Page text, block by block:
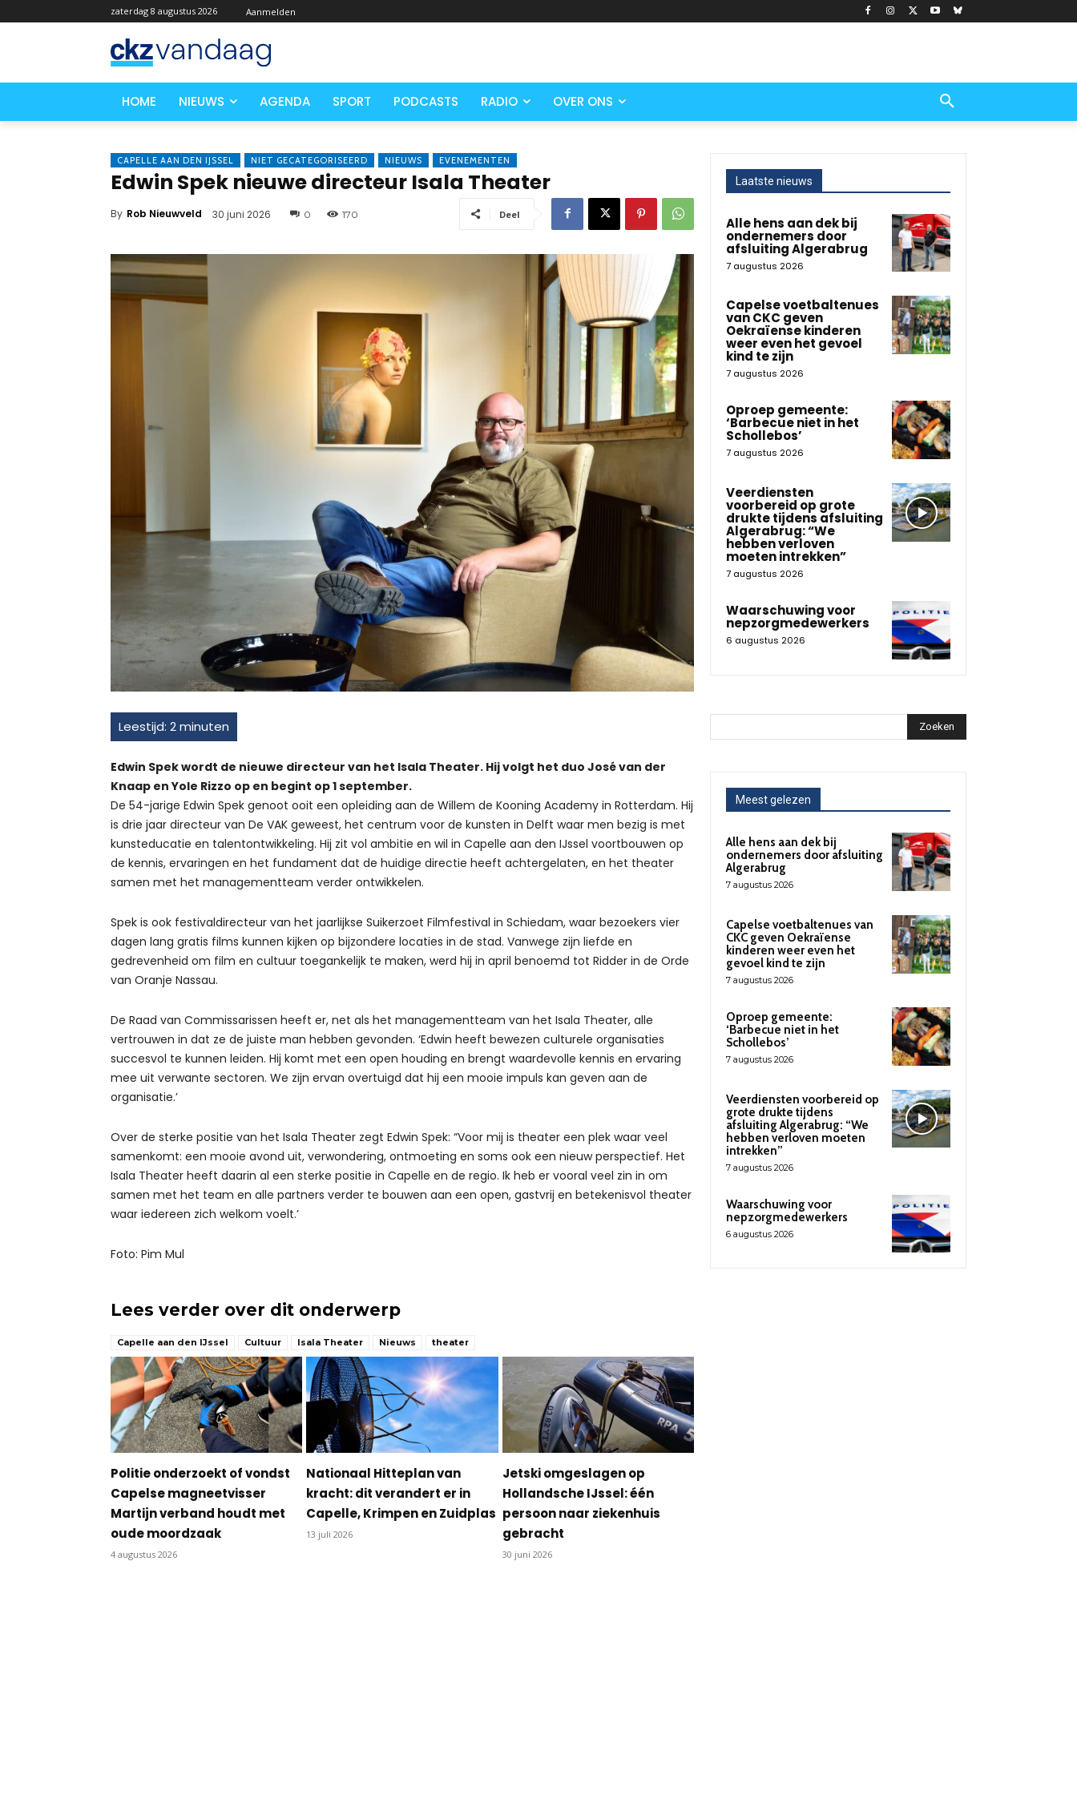
zaterdag 8 augustus 2026 Aanmelden
HOME NIEUWS AGENDA SPORT PODCASTS RADIO OVER ONS
CAPELLE AAN DEN IJSSEL NIET GECATEGORISEERD NIEUWS EVENEMENTEN
Edwin Spek nieuwe directeur Isala Theater
By Rob Nieuwveld 30 juni 2026 0 170 Deel
Edwin Spek wordt de nieuwe directeur van het Isala Theater. Hij volgt het duo José van der
Knaap en Yole Rizzo op en begint op 1 september.
De 54-jarige Edwin Spek genoot ooit een opleiding aan de Willem de Kooning Academy in Rotterdam. Hij
is drie jaar directeur van De VAK geweest, het centrum voor de kunsten in Delft waar men bezig is met
kunsteducatie en talentontwikkeling. Hij zit vol ambitie en wil in Capelle aan den IJssel voortbouwen op
de kennis, ervaringen en het fundament dat de huidige directie heeft achtergelaten, en het theater
samen met het managementteam verder ontwikkelen.
Spek is ook festivaldirecteur van het jaarlijkse Suikerzoet Filmfestival in Schiedam, waar bezoekers vier
dagen lang gratis films kunnen kijken op bijzondere locaties in de stad. Vanwege zijn liefde en
gedrevenheid om film en cultuur toegankelijk te maken, werd hij in april benoemd tot Ridder in de Orde
van Oranje Nassau.
De Raad van Commissarissen heeft er, net als het managementteam van het Isala Theater, alle
vertrouwen in dat ze de juiste man hebben gevonden. ‘Edwin heeft bewezen culturele organisaties
succesvol te kunnen leiden. Hij komt met een open houding en brengt waardevolle kennis en ervaring
mee uit verwante sectoren. We zijn ervan overtuigd dat hij een mooie impuls kan geven aan de
organisatie.’
Over de sterke positie van het Isala Theater zegt Edwin Spek: “Voor mij is theater een plek waar veel
samenkomt: een mooie avond uit, verwondering, ontmoeting en soms ook een nieuw perspectief. Het
Isala Theater heeft daarin al een sterke positie in Capelle en de regio. Ik heb er vooral veel zin in om
samen met het team en alle partners verder te bouwen aan een open, gastvrij en betekenisvol theater
waar iedereen zich welkom voelt.’
Foto: Pim Mul
Lees verder over dit onderwerp
Capelle aan den IJssel Cultuur Isala Theater Nieuws theater
Politie onderzoekt of vondst
Capelse magneetvisser
Martijn verband houdt met
oude moordzaak
4 augustus 2026
Nationaal Hitteplan van
kracht: dit verandert er in
Capelle, Krimpen en Zuidplas
13 juli 2026
Jetski omgeslagen op
Hollandsche IJssel: één
persoon naar ziekenhuis
gebracht
30 juni 2026
Laatste nieuws
Alle hens aan dek bij
ondernemers door
afsluiting Algerabrug
7 augustus 2026
Capelse voetbaltenues
van CKC geven
Oekraïense kinderen
weer even het gevoel
kind te zijn
7 augustus 2026
Oproep gemeente:
‘Barbecue niet in het
Schollebos’
7 augustus 2026
Veerdiensten
voorbereid op grote
drukte tijdens afsluiting
Algerabrug: “We
hebben verloven
moeten intrekken”
7 augustus 2026
Waarschuwing voor
nepzorgmedewerkers
6 augustus 2026
Zoeken
Meest gelezen
Alle hens aan dek bij
ondernemers door afsluiting
Algerabrug
7 augustus 2026
Capelse voetbaltenues van
CKC geven Oekraïense
kinderen weer even het
gevoel kind te zijn
7 augustus 2026
Oproep gemeente:
‘Barbecue niet in het
Schollebos’
7 augustus 2026
Veerdiensten voorbereid op
grote drukte tijdens
afsluiting Algerabrug: “We
hebben verloven moeten
intrekken”
7 augustus 2026
Waarschuwing voor
nepzorgmedewerkers
6 augustus 2026